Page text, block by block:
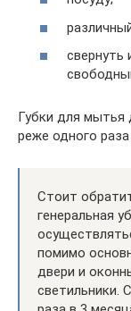
свернуть
Губки для мытья
реже одного
Стоит
генеральная
помимо
двери и
светильники.